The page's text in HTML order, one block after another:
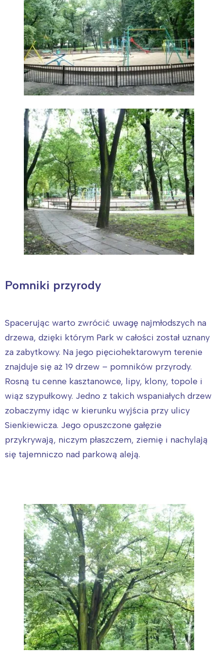
Pomniki przyrody
Spacerując warto zwrócić uwagę najmłodszych na
drzewa, dzięki którym Park w całości został uznany
za zabytkowy. Na jego pięciohektarowym terenie
znajduje się aż 19 drzew – pomników przyrody.
Rosną tu cenne kasztanowce, lipy, klony, topole i
wiąz szypułkowy. Jedno z takich wspaniałych drzew
zobaczymy idąc w kierunku wyjścia przy ulicy
Sienkiewicza. Jego opuszczone gałęzie
przykrywają, niczym płaszczem, ziemię i nachylają
się tajemniczo nad parkową aleją.